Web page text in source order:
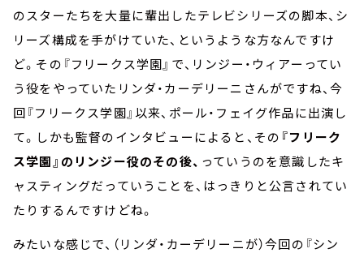
のスターたちを大量に輩出したテレビシリーズの脚本、シ
リーズ構成を手がけていた、というような方なんですけ
ど。その『フリークス学園』で、リンジー・ウィアーってい
う役をやっていたリンダ・カーデリーニさんがですね、今
回『フリークス学園』以来、ポール・フェイグ作品に出演し
て。しかも監督のインタビューによると、その 『フリーク
ス学園』のリンジー役のその後、 っていうのを意識したキ
ャスティングだっていうことを、はっきりと公言されてい
たりするんですけどね。
みたいな感じで、（リンダ・カーデリーニが）今回の『シン